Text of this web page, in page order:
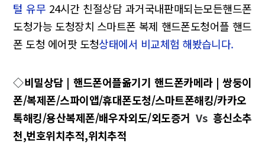
털 유무 24시간 친절상담 과거국내판매되는모든핸드폰
도청가능 도청장치 스마트폰 복제 핸드폰도청어플 핸드
폰 도청 에어팟 도청상태에서 비교체험 해봤습니다.
◇비밀상담 | 핸드폰어플옮기기 핸드폰카메라 | 쌍둥이
폰/복제폰/스파이앱/휴대폰도청/스마트폰해킹/카카오
톡해킹/용산복제폰/배우자외도/외도증거 Vs 흥신소추
천,번호위치추적,위치추적